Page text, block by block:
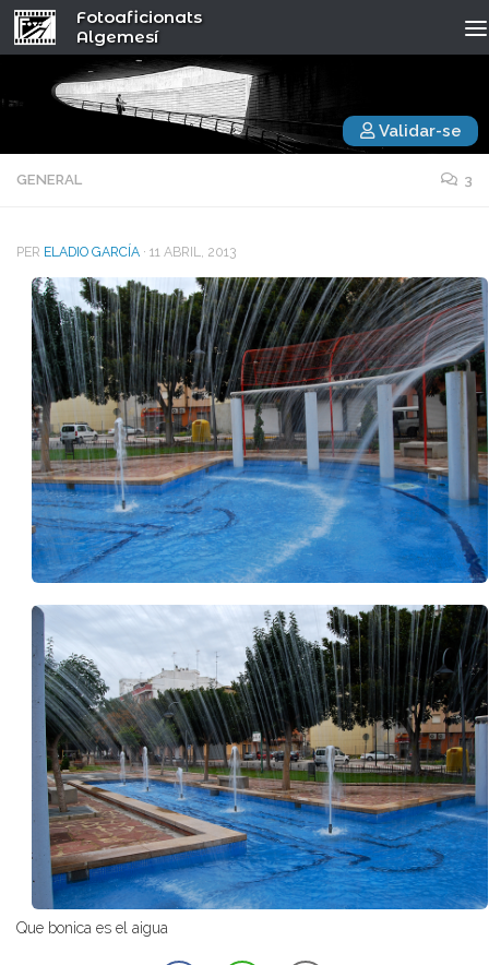
Fotoaficionats
Algemesí
Validar-se
GENERAL 3
PER ELADIO GARCÍA · 11 ABRIL, 2013
Que bonica es el aigua